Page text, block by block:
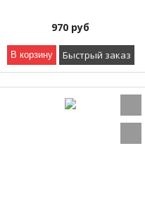
970 руб
В корзину Быстрый заказ